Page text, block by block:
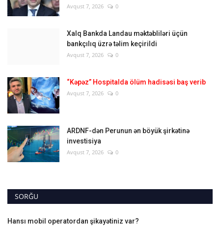
Avqust 7, 2026 0
Xalq Bankda Landau məktəbliləri üçün
bankçılıq üzrə təlim keçirildi
Avqust 7, 2026 0
“Kəpəz” Hospitalda ölüm hadisəsi baş verib
Avqust 7, 2026 0
ARDNF-dən Perunun ən böyük şirkətinə
investisiya
Avqust 7, 2026 0
SORĞU
Hansı mobil operatordan şikayətiniz var?